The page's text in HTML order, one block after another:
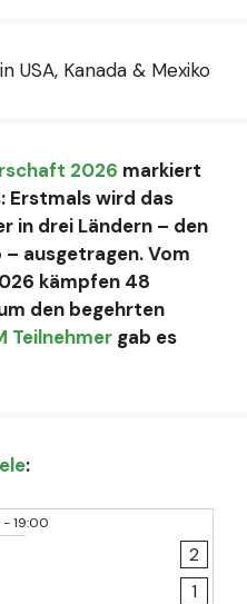
2026 markiert
Erstmals wird das
in drei Ländern – den
– ausgetragen. Vom
kämpfen 48
den begehrten
Teilnehmer gab es
:
-19:00
2
1